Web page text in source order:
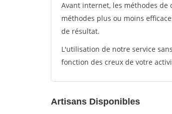
Avant internet, les méthodes
méthodes plus ou moins
de résultat.
L'utilisation de notre service
fonction des creux de votre
Artisans Disponibles